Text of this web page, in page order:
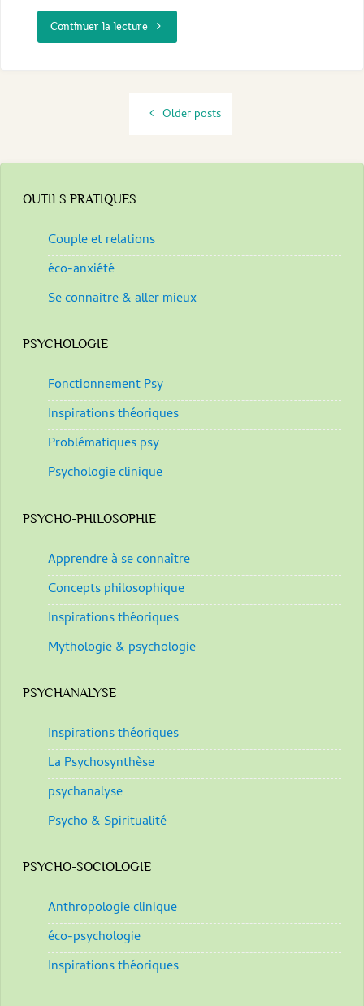
Continuer la lecture"quand
Older posts
OUTILS PRATIQUES
Couple et relations
éco-anxiété
Se connaitre & aller mieux
PSYCHOLOGIE
Fonctionnement Psy
Inspirations théoriques
Problématiques psy
Psychologie clinique
PSYCHO-PHILOSOPHIE
Apprendre à se connaître
Concepts philosophique
Inspirations théoriques
Mythologie & psychologie
PSYCHANALYSE
Inspirations théoriques
La Psychosynthèse
psychanalyse
Psycho & Spiritualité
PSYCHO-SOCIOLOGIE
Anthropologie clinique
éco-psychologie
Inspirations théoriques